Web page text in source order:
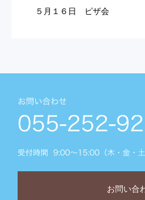
５月１６日 ピザ会
お問い合